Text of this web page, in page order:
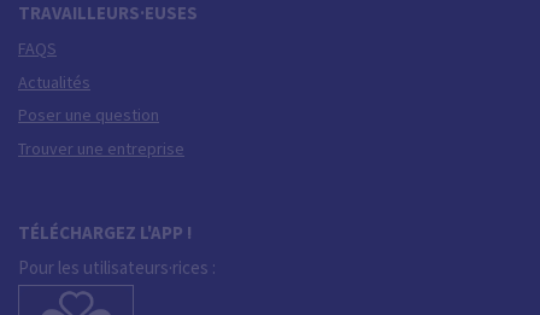
TRAVAILLEURS·EUSES
FAQS
Actualités
Poser une question
Trouver une entreprise
TÉLÉCHARGEZ L'APP !
Pour les utilisateurs·rices :